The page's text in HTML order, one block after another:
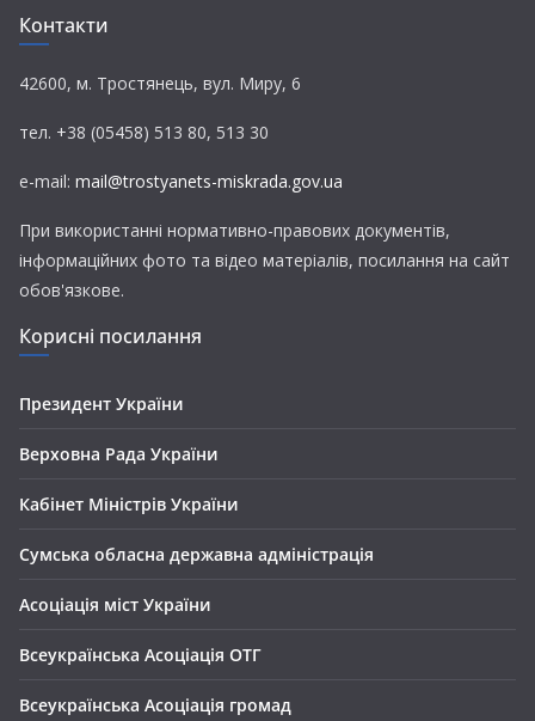
Контакти
42600, м. Тростянець, вул. Миру, 6
тел. +38 (05458) 513 80, 513 30
e-mail: mail@trostyanets-miskrada.gov.ua
При використанні нормативно-правових документів,
інформаційних фото та відео матеріалів, посилання на сайт
обов'язкове.
Корисні посилання
Президент України
Верховна Рада України
Кабінет Міністрів України
Сумська обласна державна адміністрація
Асоціація міст України
Всеукраїнська Асоціація ОТГ
Всеукраїнська Асоціація громад